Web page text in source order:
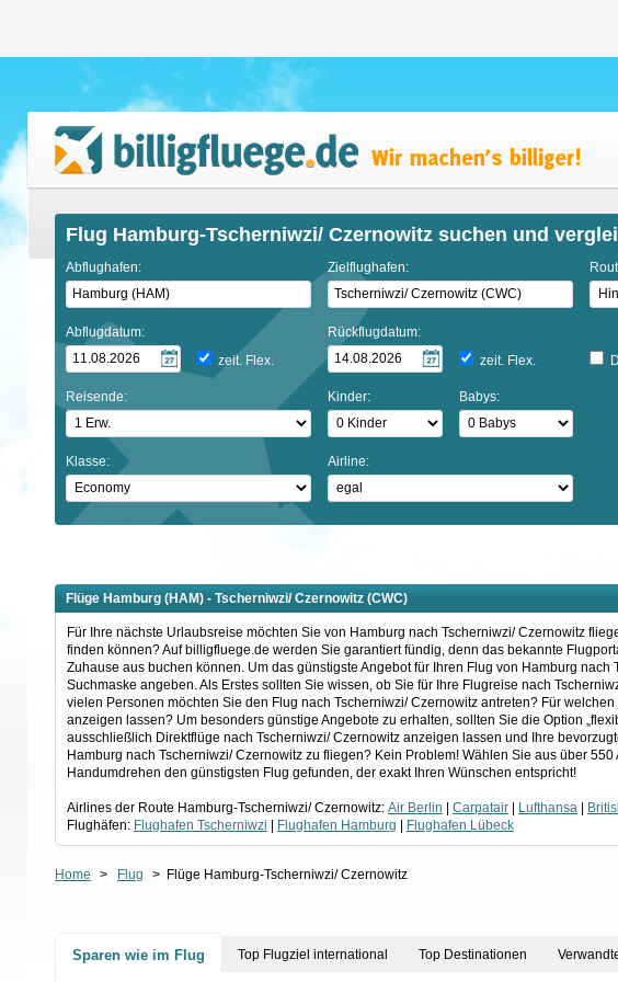
Flug Hamburg-Tscherniwzi/ Czernowitz suchen und
Abflughafen: Zielflughafen:
Abflugdatum:
zeit. Flex.
Rückflugdatum:
zeit. Flex.
Reisende: Kinder: Babys:
Klasse: Airline:
Flüge Hamburg (HAM) - Tscherniwzi/ Czernowitz (CWC)
Für Ihre nächste Urlaubsreise möchten Sie von Hamburg nach Tscherniwzi/ Czernowitz
finden können? Auf billigfluege.de werden Sie garantiert fündig, denn das bekannte
Zuhause aus buchen können. Um das günstigste Angebot für Ihren Flug von Hamburg
Suchmaske angeben. Als Erstes sollten Sie wissen, ob Sie für Ihre Flugreise nach
vielen Personen möchten Sie den Flug nach Tscherniwzi/ Czernowitz antreten? Für
anzeigen lassen? Um besonders günstige Angebote zu erhalten, sollten Sie die Option
ausschließlich Direktflüge nach Tscherniwzi/ Czernowitz anzeigen lassen und Ihre
Hamburg nach Tscherniwzi/ Czernowitz zu fliegen? Kein Problem! Wählen Sie aus über
Handumdrehen den günstigsten Flug gefunden, der exakt Ihren Wünschen entspricht!
Airlines der Route Hamburg-Tscherniwzi/ Czernowitz: Air Berlin Carpatair| Lufthansa|
Flughäfen: Flughafen Tscherniwzi Flughafen Hamburg Flughafen Lübeck
Home > Flug > Flüge Hamburg-Tscherniwzi/ Czernowitz
Sparen wie im Flug Top Flugziel international Top Destinationen